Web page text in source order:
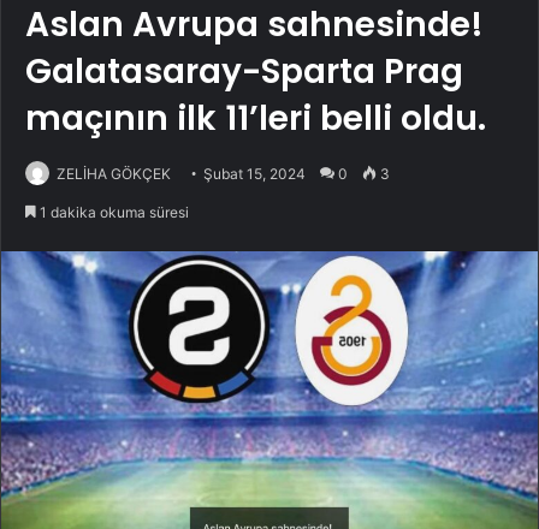
Aslan Avrupa sahnesinde!
Galatasaray-Sparta Prag
maçının ilk 11’leri belli oldu.
ZELİHA GÖKÇEK Şubat 15, 2024 0 3
1 dakika okuma süresi